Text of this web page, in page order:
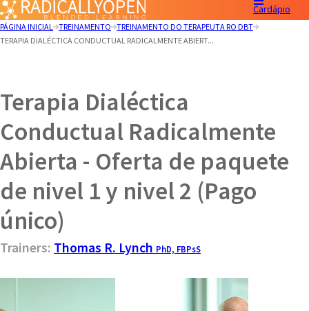
Cardápio
PÁGINA INICIAL TREINAMENTO TREINAMENTO DO TERAPEUTA RO DBT
TERAPIA DIALÉCTICA CONDUCTUAL RADICALMENTE ABIERT...
Terapia Dialéctica
Conductual Radicalmente
Abierta - Oferta de paquete
de nivel 1 y nivel 2 (Pago
único)
Trainers: Thomas R. Lynch PhD, FBPsS